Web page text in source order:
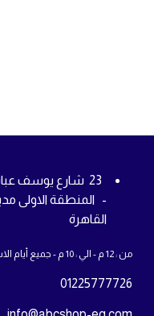
23 شارع يوسف
- المنطقة الاولى
القاهرة
من : 12 م - الي : 10 م - جميع أيام الاسبوع
01225777726